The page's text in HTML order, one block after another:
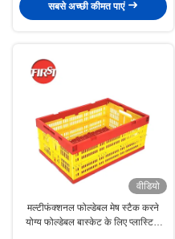
सबसे अच्छी कीमत पाएं
वीडियो
मल्टीफंक्शनल फोल्डेबल मेष स्टैक करने
योग्य फोल्डेबल बास्केट के लिए प्लास्टिक